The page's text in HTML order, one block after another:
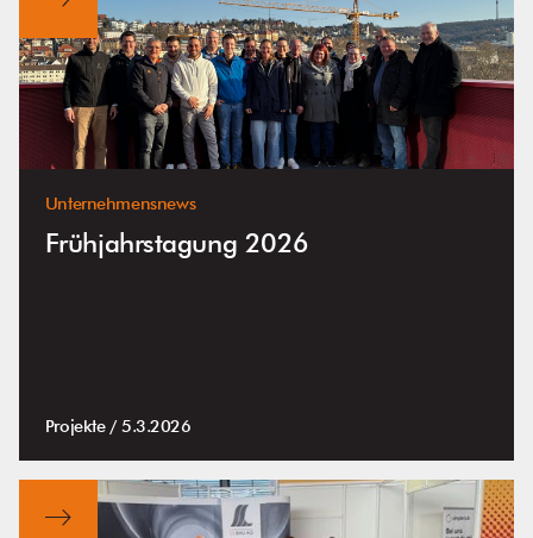
Unternehmensnews
Frühjahrstagung 2026
Projekte / 5.3.2026